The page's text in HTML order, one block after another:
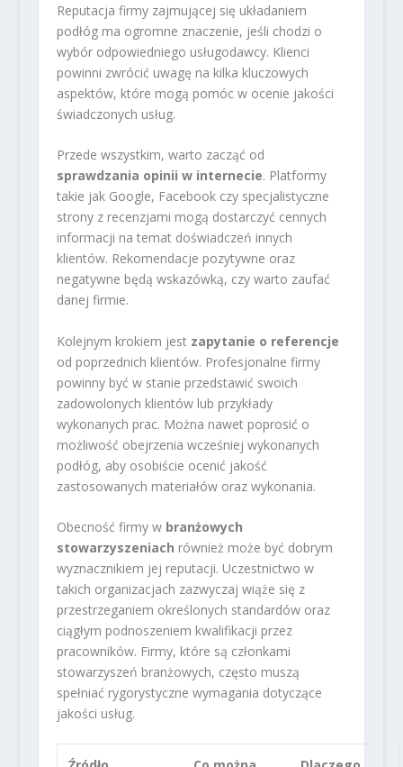
Reputacja firmy zajmującej się układaniem
podłóg ma ogromne znaczenie, jeśli chodzi o
wybór odpowiedniego usługodawcy. Klienci
powinni zwrócić uwagę na kilka kluczowych
aspektów, które mogą pomóc w ocenie jakości
świadczonych usług.
Przede wszystkim, warto zacząć od
sprawdzania opinii w internecie. Platformy
takie jak Google, Facebook czy specjalistyczne
strony z recenzjami mogą dostarczyć cennych
informacji na temat doświadczeń innych
klientów. Rekomendacje pozytywne oraz
negatywne będą wskazówką, czy warto zaufać
danej firmie.
Kolejnym krokiem jest zapytanie o referencje
od poprzednich klientów. Profesjonalne firmy
powinny być w stanie przedstawić swoich
zadowolonych klientów lub przykłady
wykonanych prac. Można nawet poprosić o
możliwość obejrzenia wcześniej wykonanych
podłóg, aby osobiście ocenić jakość
zastosowanych materiałów oraz wykonania.
Obecność firmy w branżowych
stowarzyszeniach również może być dobrym
wyznacznikiem jej reputacji. Uczestnictwo w
takich organizacjach zazwyczaj wiąże się z
przestrzeganiem określonych standardów oraz
ciągłym podnoszeniem kwalifikacji przez
pracowników. Firmy, które są członkami
stowarzyszeń branżowych, często muszą
spełniać rygorystyczne wymagania dotyczące
jakości usług.